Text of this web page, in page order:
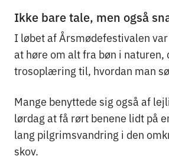
Ikke bare tale, men også
I løbet af Årsmødefestivalen
at høre om alt fra bøn i naturen,
trosoplæring til, hvordan man
Mange benyttede sig også af
lørdag at få rørt benene lidt på
lang pilgrimsvandring i den
skov.